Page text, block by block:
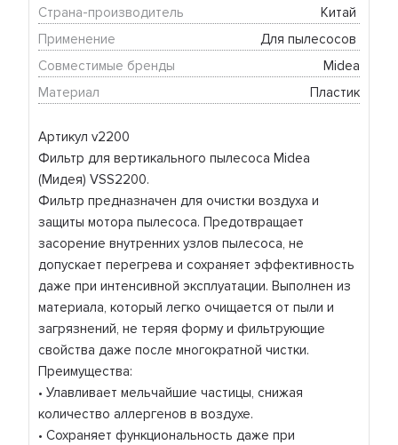
Артикул v2200
Фильтр для вертикального пылесоса Midea
(Мидея) VSS2200.
Фильтр предназначен для очистки воздуха и
защиты мотора пылесоса. Предотвращает
засорение внутренних узлов пылесоса, не
допускает перегрева и сохраняет эффективность
даже при интенсивной эксплуатации. Выполнен из
материала, который легко очищается от пыли и
загрязнений, не теряя форму и фильтрующие
свойства даже после многократной чистки.
Преимущества:
• Улавливает мельчайшие частицы, снижая
количество аллергенов в воздухе.
• Сохраняет функциональность даже при
Страна-производитель
Китай
Применение
Для пылесосов
Совместимые бренды
Midea
Материал
Пластик